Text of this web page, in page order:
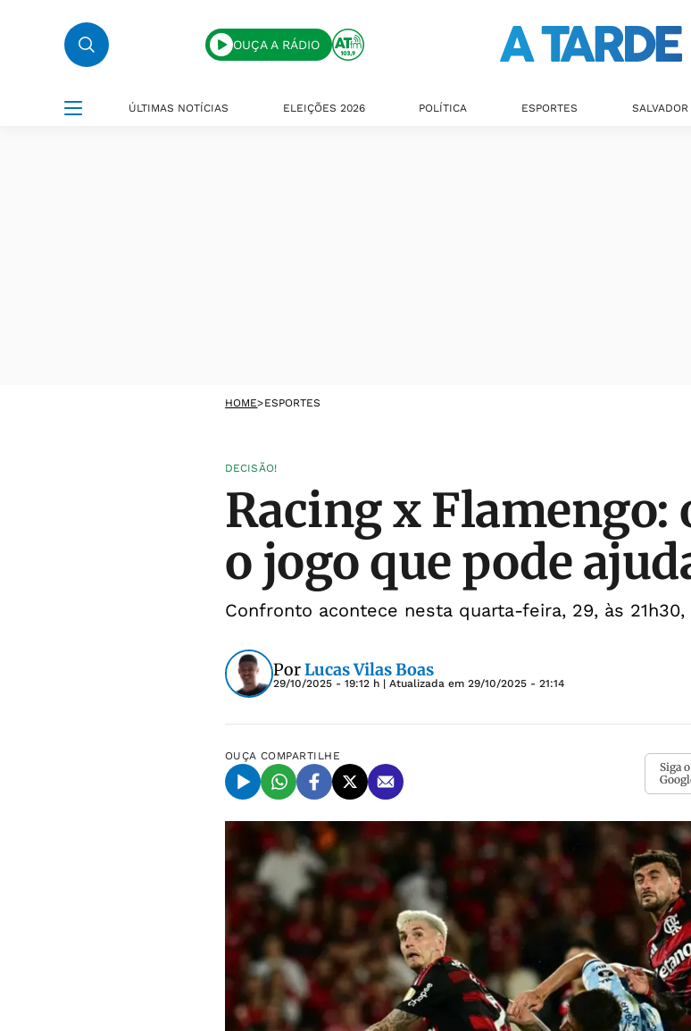
OUÇA A RÁDIO
ÚLTIMAS NOTÍCIAS ELEIÇÕES 2026 POLÍTICA ESPORTES SALVADOR
HOME>ESPORTES
DECISÃO!
Racing x Flamengo:
o jogo que pode
Confronto acontece nesta quarta-feira, 29, às 21h30,
PorLucas Vilas Boas
29/10/2025 - 19:12 h | Atualizada em 29/10/2025 - 21:14
OUÇA COMPARTILHE
Siga o